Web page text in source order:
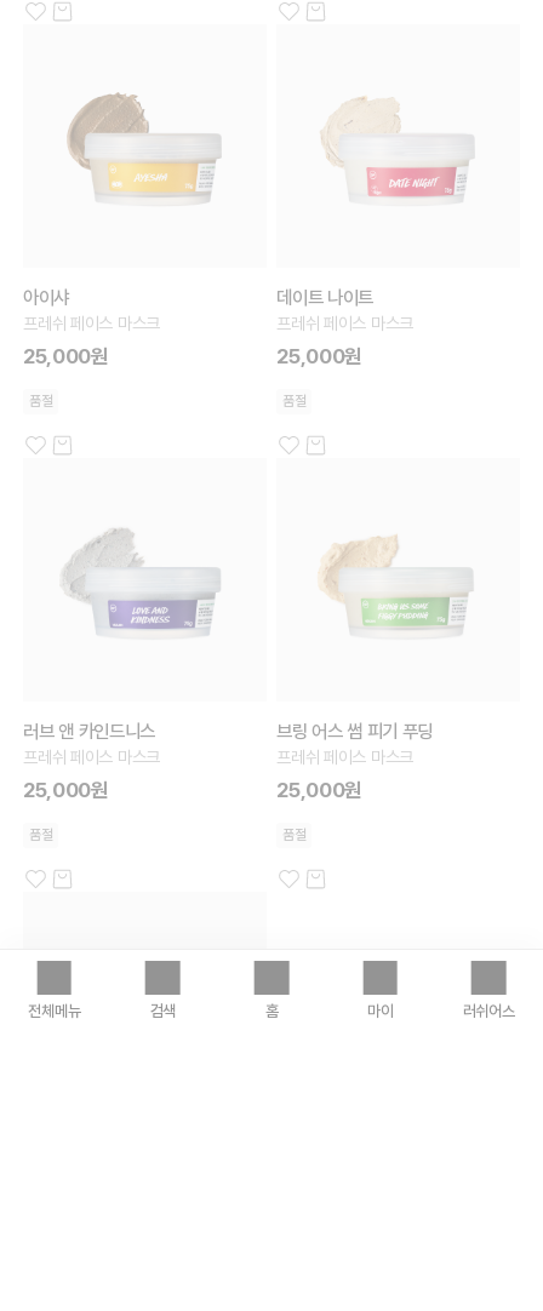
아이샤
프레쉬 페이스 마스크
25,000원
품절
데이트 나이트
프레쉬 페이스 마스크
25,000원
품절
러브 앤 카인드니스
프레쉬 페이스 마스크
25,000원
품절
브링 어스 썸 피기 푸딩
프레쉬 페이스 마스크
25,000원
품절
전체메뉴 검색 홈 마이 러쉬어스